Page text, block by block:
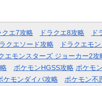
クエ7攻略 ドラクエ8攻略
ド
クエソード攻略
ドラクエモ
エモンスターズ ジョーカー2攻
ポケモンHGSS攻略 ポケモ
ケモンダイパ攻略 ポケモン不